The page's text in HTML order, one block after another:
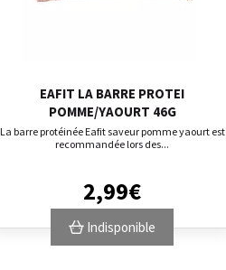
EAFIT LA BARRE PROTEI
POMME/YAOURT 46G
La barre protéinée Eafit saveur pomme yaourt est
recommandée lors des...
2,99€
Indisponible